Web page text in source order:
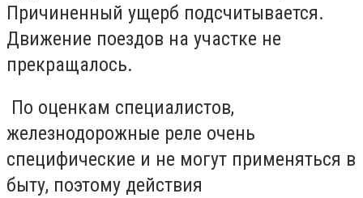
Причиненный ущерб подсчитывается.
Движение поездов на участке не
прекращалось.
По оценкам специалистов,
железнодорожные реле очень
специфические и не могут применяться в
быту, поэтому действия